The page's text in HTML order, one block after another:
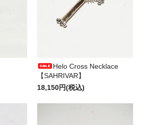
Helo Cross Necklace
【SAHRIVAR】
18,150円(税込)